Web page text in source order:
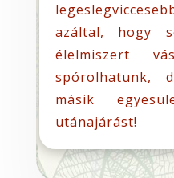
azáltal, hogy
élelmiszert
spórolhatunk,
másik
utánajárást!